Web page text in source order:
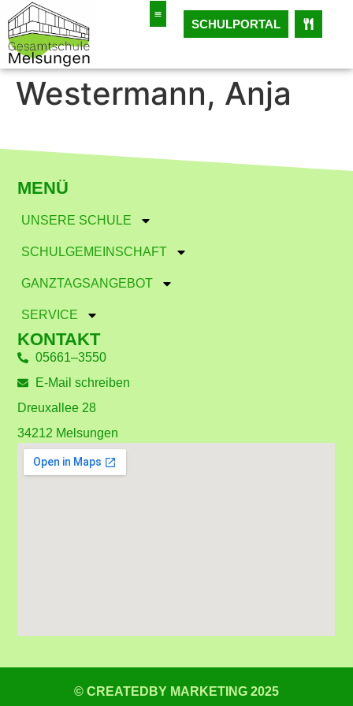
SCHULPORTAL
Westermann, Anja
MENÜ
UNSERE SCHULE
SCHULGEMEINSCHAFT
GANZTAGSANGEBOT
SERVICE
KONTAKT
05661–3550
E-Mail schreiben
Dreuxallee 28
34212 Melsungen
© CREATEDBY MARKETING 2025